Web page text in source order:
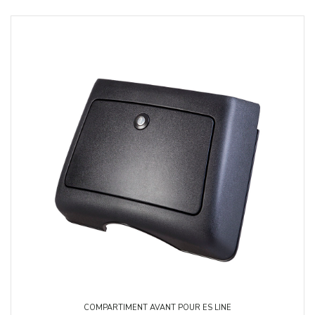
COMPARTIMENT AVANT POUR ES LINE